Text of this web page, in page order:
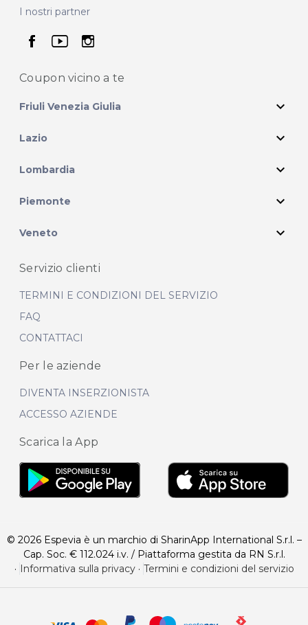
I nostri partner
seguici su facebook
seguici su youtube
seguici su instagram
Coupon vicino a te
Friuli Venezia Giulia expand_more
Lazio expand_more
Lombardia expand_more
Piemonte expand_more
Veneto expand_more
Servizio clienti
TERMINI E CONDIZIONI DEL SERVIZIO
FAQ
CONTATTACI
Per le aziende
DIVENTA INSERZIONISTA
ACCESSO AZIENDE
Scarica la App
© 2026 Espevia è un marchio di SharinApp International S.r.l. –
Cap. Soc. € 112.024 i.v. / Piattaforma gestita da RN S.r.l.
·
Informativa sulla privacy· Termini e condizioni del servizio